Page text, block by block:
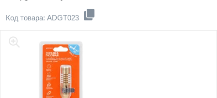
Код товара: ADGT023